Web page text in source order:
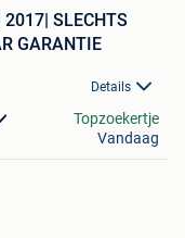
SLECHTS
GARANTIE
Details
Topzoekertje
Vandaag